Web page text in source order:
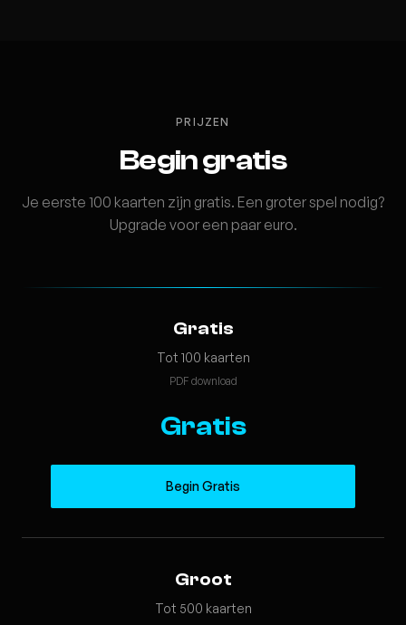
PRIJZEN
Begin gratis
Je eerste 100 kaarten zijn gratis. Een groter spel nodig?
Upgrade voor een paar euro.
Gratis
Tot 100 kaarten
PDF download
Gratis
Begin Gratis
Groot
Tot 500 kaarten